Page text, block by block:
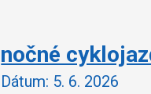
nočné
Dátum: 5. 6. 2026